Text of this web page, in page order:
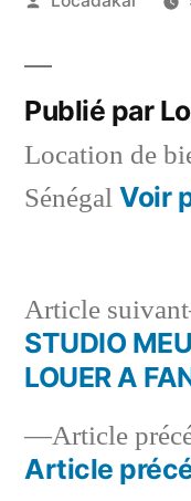
Publié par
Location de
Sénégal Voir
l’article
Article
Article
Article suivant
STUDIO
LOUER A